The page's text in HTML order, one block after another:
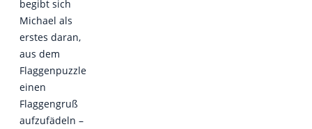
begibt sich
Michael als
erstes daran,
aus dem
Flaggenpuzzle
einen
Flaggengruß
aufzufädeln –